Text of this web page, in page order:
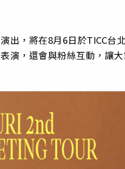
出，將在8月6日於TICC台
演，還會與粉絲互動，讓